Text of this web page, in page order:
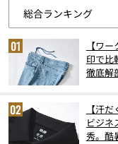
【ワ
印で比
徹底解
【汗
ビジネ
秀。酷